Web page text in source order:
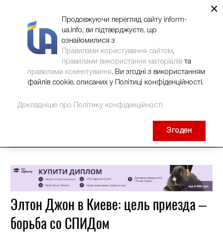
Элтон Джон в Киеве: цель приезда –
борьба со СПИДом
×
Продовжуючи перегляд сайту inform-
ua.info, ви підтверджуєте, що
ознайомилися з
Правилами користування сайтом,
правилами використання матеріалів та
правилами коментування. Ви згодні з використанням
файлів cookie, описаних у Політиці конфіденційності.
Докладніше про Політику конфіденційності
Згоден